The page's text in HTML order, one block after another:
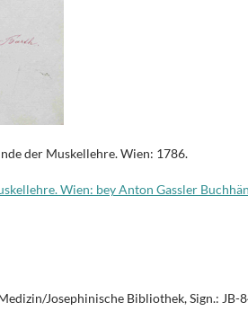
der Muskellehre. Wien: 1786.
Wien: bey Anton Gassler
Josephinische Bibliothek, Sign.: JB-